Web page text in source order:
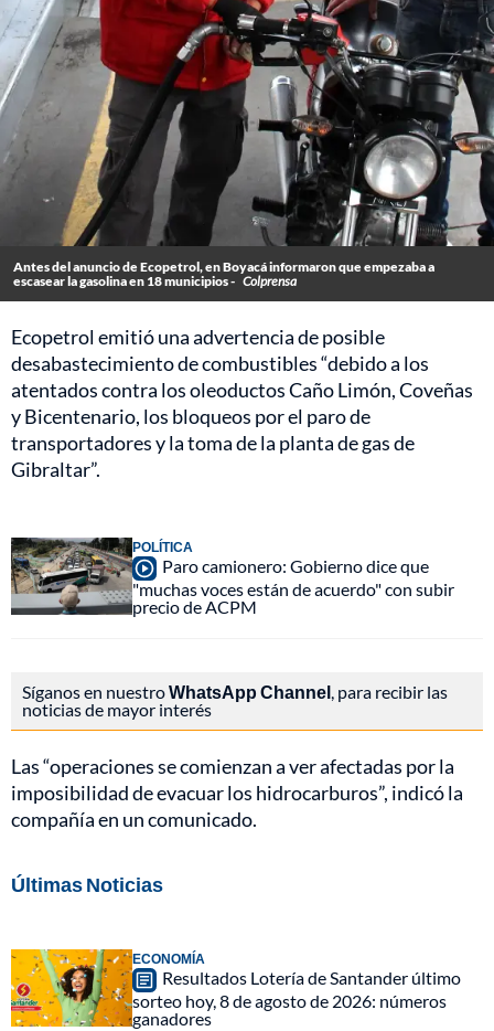
Antes del anuncio de Ecopetrol, en Boyacá informaron que empezaba a
escasear la gasolina en 18 municipios - Colprensa
Ecopetrol emitió una advertencia de posible
desabastecimiento de combustibles “debido a los
atentados contra los oleoductos Caño Limón, Coveñas
y Bicentenario, los bloqueos por el paro de
transportadores y la toma de la planta de gas de
Gibraltar”.
POLÍTICA
Paro camionero: Gobierno dice que
"muchas voces están de acuerdo" con subir
precio de ACPM
Síganos en nuestroWhatsApp Channel, para recibir las
noticias de mayor interés
Las “operaciones se comienzan a ver afectadas por la
imposibilidad de evacuar los hidrocarburos”, indicó la
compañía en un comunicado.
Últimas Noticias
ECONOMÍA
Resultados Lotería de Santander último
sorteo hoy, 8 de agosto de 2026: números
ganadores